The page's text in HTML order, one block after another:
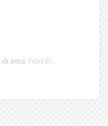
dráma, horror,